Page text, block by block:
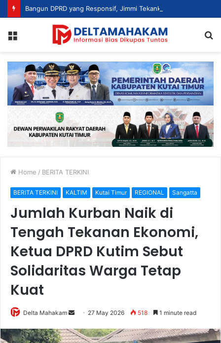
Home / BERITA TERKINI
BERITA TERKINI KALTIM Kutai Timur REGIONAL Sangatta
Jumlah Kurban Naik di
Tengah Tekanan Ekonomi,
Ketua DPRD Kutim Sebut
Solidaritas Warga Tetap
Kuat
Delta Mahakam
n
27 May 2026 518 1 minute read